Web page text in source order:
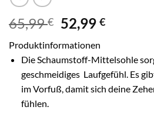
65,99€ Ursprünglicher
Preis
war:
65,99 €
52,99€
52,99
Produktinformationen
Die Schaumstoff-Mittelsohle
geschmeidiges Laufgefühl. Es
im Vorfuß, damit sich deine
fühlen.